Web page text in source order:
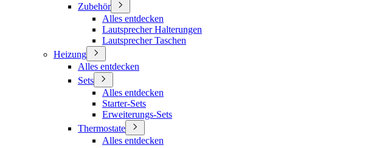
Zubehör
Alles entdecken
Lautsprecher Halterungen
Lautsprecher Taschen
Heizung
Alles entdecken
Sets
Alles entdecken
Starter-Sets
Erweiterungs-Sets
Thermostate
Alles entdecken